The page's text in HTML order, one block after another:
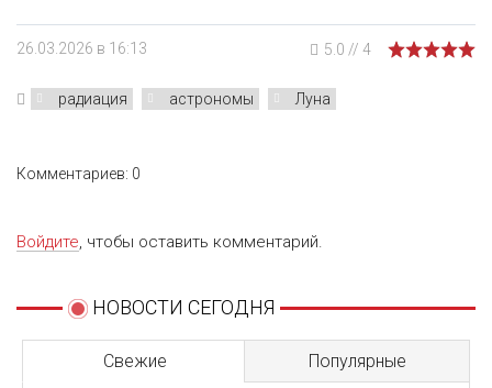
26.03.2026 в 16:13 5.0 // 4
радиация астрономы Луна
Комментариев: 0
Войдите, чтобы оставить комментарий.
НОВОСТИ СЕГОДНЯ
Свежие Популярные